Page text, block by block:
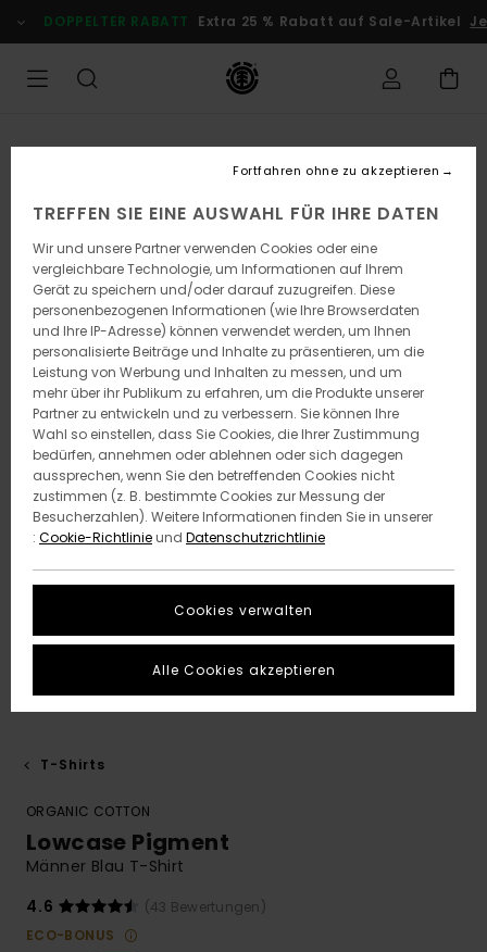
zur
Produktinformation
DOPPELTER RABATT Extra 25 % Rabatt auf Sale-Artikel
T-Shirts
ORGANIC COTTON
Lowcase Pigment
Männer Blau T-Shirt
4.6
(43 Bewertungen)
ECO-BONUS
TREFFEN SIE EINE AUSWAHL FÜR IHRE DATEN
Wir und unsere Partner verwenden Cookies oder eine
vergleichbare Technologie, um Informationen auf Ihrem
Gerät zu speichern und/oder darauf zuzugreifen. Diese
personenbezogenen Informationen (wie Ihre Browserdaten
und Ihre IP-Adresse) können verwendet werden, um Ihnen
personalisierte Beiträge und Inhalte zu präsentieren, um die
Leistung von Werbung und Inhalten zu messen, und um
mehr über ihr Publikum zu erfahren, um die Produkte unserer
Partner zu entwickeln und zu verbessern. Sie können Ihre
Wahl so einstellen, dass Sie Cookies, die Ihrer Zustimmung
bedürfen, annehmen oder ablehnen oder sich dagegen
aussprechen, wenn Sie den betreffenden Cookies nicht
zustimmen (z. B. bestimmte Cookies zur Messung der
Besucherzahlen). Weitere Informationen finden Sie in unserer
: Cookie-Richtlinieund Datenschutzrichtlinie
Cookies verwalten
Fortfahren ohne zu akzeptieren
Alle Cookies akzeptieren